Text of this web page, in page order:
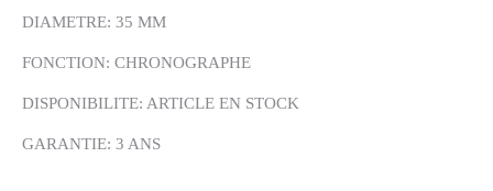
DIAMETRE: 35 MM
FONCTION: CHRONOGRAPHE
DISPONIBILITE: ARTICLE EN STOCK
GARANTIE: 3 ANS